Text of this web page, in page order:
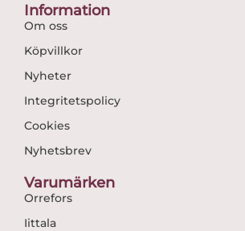
Information
Om oss
Köpvillkor
Nyheter
Integritetspolicy
Cookies
Nyhetsbrev
Varumärken
Orrefors
Iittala